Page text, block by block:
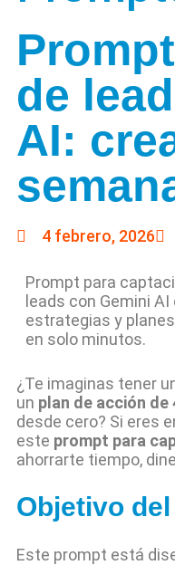
de
AI:
4 febrero, 2026
Prompt para
leads con Gemini AI
estrategias y
en solo minutos.
¿Te imaginas tener
un plan de acción de
desde cero? Si eres
este prompt para
ahorrarte tiempo,
Objetivo
Este prompt está